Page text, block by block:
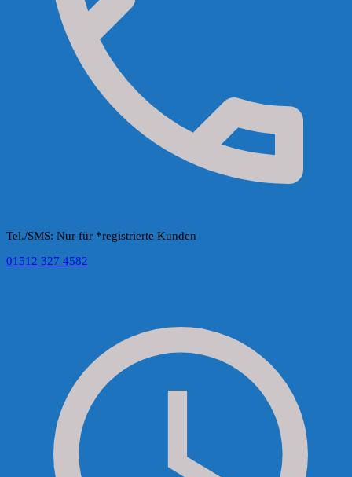
Tel./SMS: Nur für *registrierte Kunden
01512 327 4582